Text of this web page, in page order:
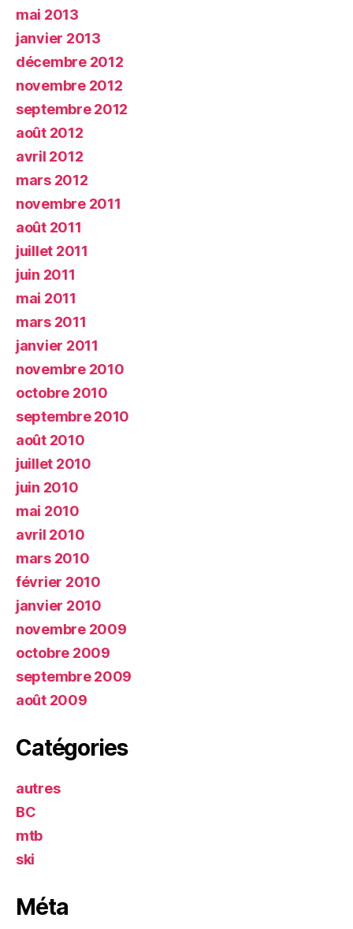
mai 2013
janvier 2013
décembre 2012
novembre 2012
septembre 2012
août 2012
avril 2012
mars 2012
novembre 2011
août 2011
juillet 2011
juin 2011
mai 2011
mars 2011
janvier 2011
novembre 2010
octobre 2010
septembre 2010
août 2010
juillet 2010
juin 2010
mai 2010
avril 2010
mars 2010
février 2010
janvier 2010
novembre 2009
octobre 2009
septembre 2009
août 2009
Catégories
autres
BC
mtb
ski
Méta